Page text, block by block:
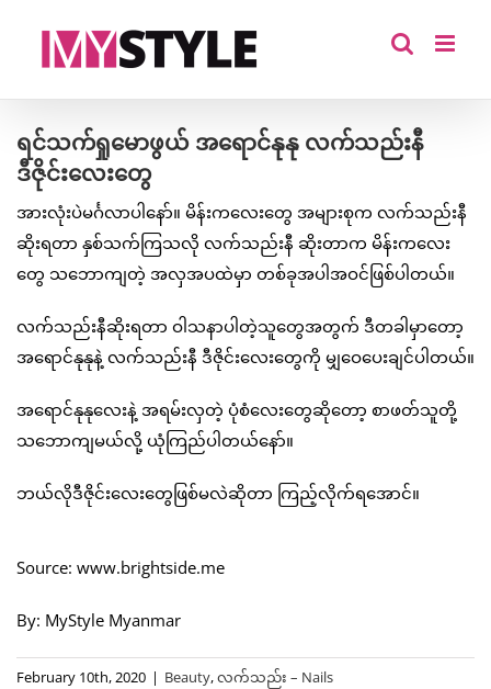
ရင်သက်ရှုမောဖွယ် အရောင်နုနု လက်သည်းနီ
ဒီဇိုင်းလေးတွေ
အားလုံးပဲမင်္ဂလာပါနော်။ မိန်းကလေးတွေ အများစုက လက်သည်းနီ
ဆိုးရတာ နှစ်သက်ကြသလို လက်သည်းနီ ဆိုးတာက မိန်းကလေး
တွေ သဘောကျတဲ့ အလှအပထဲမှာ တစ်ခုအပါအဝင်ဖြစ်ပါတယ်။
လက်သည်းနီဆိုးရတာ ဝါသနာပါတဲ့သူတွေအတွက် ဒီတခါမှာတော့
အရောင်နုနုနဲ့ လက်သည်းနီ ဒီဇိုင်းလေးတွေကို မျှဝေပေးချင်ပါတယ်။
အရောင်နုနုလေးနဲ့ အရမ်းလှတဲ့ ပုံစံလေးတွေဆိုတော့ စာဖတ်သူတို့
သဘောကျမယ်လို့ ယုံကြည်ပါတယ်နော်။
ဘယ်လိုဒီဇိုင်းလေးတွေဖြစ်မလဲဆိုတာ ကြည့်လိုက်ရအောင်။
Source: www.brightside.me
By: MyStyle Myanmar
February 10th, 2020 | Beauty,လက်သည်း – Nails